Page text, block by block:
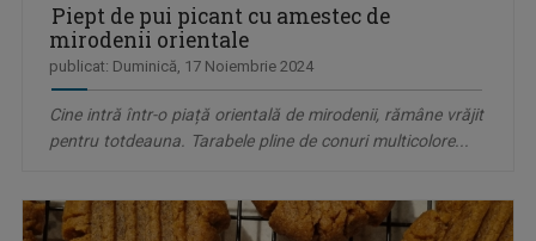
Piept de pui picant cu amestec de
mirodenii orientale
publicat: Duminică, 17 Noiembrie 2024
Cine intră într-o piață orientală de mirodenii, rămâne vrăjit
pentru totdeauna. Tarabele pline de conuri multicolore...